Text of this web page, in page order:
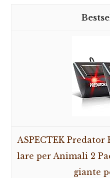
ASPECTEK Predator
lare per Animali 2
giante